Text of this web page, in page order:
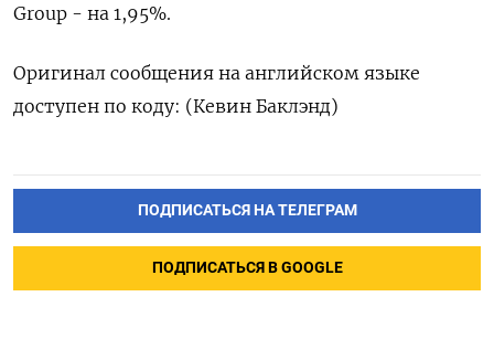
Group - на 1,95%.
Оригинал сообщения на английском языке
доступен по коду: (Кевин Баклэнд)
ПОДПИСАТЬСЯ НА ТЕЛЕГРАМ
ПОДПИСАТЬСЯ В GOOGLE